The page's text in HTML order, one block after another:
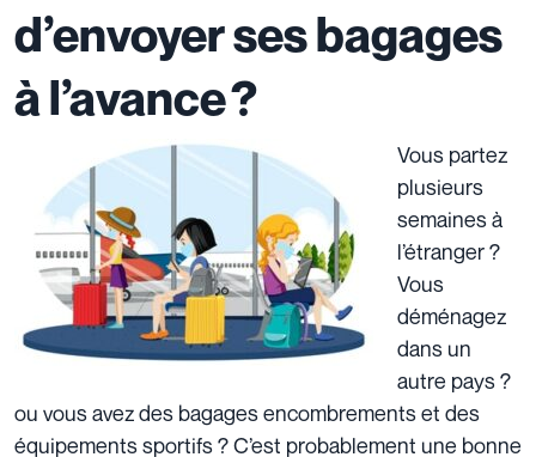
d’envoyer ses bagages
à l’avance ?
Vous partez
plusieurs
semaines à
l’étranger ?
Vous
déménagez
dans un
autre pays ?
ou vous avez des bagages encombrements et des
équipements sportifs ? C’est probablement une bonne